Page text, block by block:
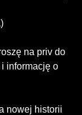
na priv do
informację o
nowej historii